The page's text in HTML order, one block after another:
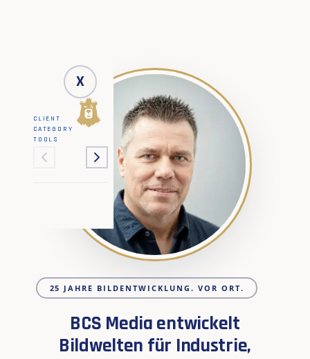
X
CLIENT
CATEGORY
TOOLS
25 JAHRE BILDENTWICKLUNG. VOR ORT.
BCS Media entwickelt
Bildwelten für Industrie,